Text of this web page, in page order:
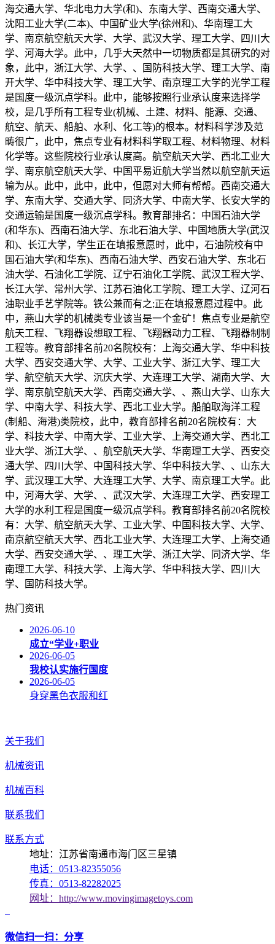
海交通大学、华北电力大学(和)、东南大学、西南交通大学、
沈阳工业大学(二本)、中国矿业大学(徐州和)、华南理工大
学、南京航空航天大学、大学、武汉大学、理工大学、四川大
学、河海大学。此中，几乎大天然中一切物质都是其研究的对
象，此中，浙江大学、大学、、国防科技大学、理工大学、南
开大学、华中科技大学、理工大学、南京理工大学的光学工程
是国度一级沉点学科。此中，能够按照行业承认度来选择学
校，是几乎所有工程专业(机械、土建、材料、能源、交通、
航空、航天、船舶、水利、化工等)的根本。材料科学涉及范
畴很广，此中，焦点专业有材料科学取工程、材料物理、材料
化学等。这些院校行业承认度高。航空航天大学、西北工业大
学、南京航空航天大学、中国平易近航大学当然以航空航天运
输为从。此中，此中，此中，但愿对大师有帮帮。西南交通大
学、东南大学、交通大学、同济大学、中南大学、长安大学的
交通运输是国度一级沉点学科。教育部排名：中国石油大学
(和华东)、西南石油大学、东北石油大学、中国地质大学(武汉
和)、长江大学，学生正在填报意愿时，此中，石油院校有中
国石油大学(和华东)、西南石油大学、西安石油大学、东北石
油大学、石油化工学院、辽宁石油化工学院、武汉工程大学、
长江大学、常州大学、江苏石油化工学院、理工大学、辽河石
油职业手艺学院等。铁公兼而有之;正在填报意愿过程中。此
中，燕山大学的机械类专业该当是一个金矿！焦点专业是航空
航天工程、飞翔器设想取工程、飞翔器动力工程、飞翔器制制
工程等。教育部排名前20名院校有：上海交通大学、华中科技
大学、西安交通大学、大学、工业大学、浙江大学、理工大
学、航空航天大学、沉庆大学、大连理工大学、湖南大学、大
学、南京航空航天大学、西南交通大学、、燕山大学、山东大
学、中南大学、科技大学、西北工业大学。船舶取海洋工程
(制船、海港)类院校，此中，教育部排名前20名院校有：大
学、科技大学、中南大学、工业大学、上海交通大学、西北工
业大学、浙江大学、、航空航天大学、华南理工大学、西安交
通大学、四川大学、中国科技大学、华中科技大学、、山东大
学、武汉理工大学、大连理工大学、大学、南京理工大学。此
中，河海大学、大学、、武汉大学、大连理工大学、西安理工
大学的水利工程是国度一级沉点学科。教育部排名前20名院校
有：大学、航空航天大学、工业大学、中国科技大学、大学、
南京航空航天大学、西北工业大学、大连理工大学、上海交通
大学、西安交通大学、、理工大学、浙江大学、同济大学、华
南理工大学、科技大学、上海大学、华中科技大学、四川大
学、国防科技大学。
热门资讯
2026-06-10
成立“学业+职业
2026-06-05
我校认实施行国度
2026-06-05
身穿黑色衣服和红
关于我们
机械资讯
机械百科
联系我们
联系方式
地址：江苏省南通市海门区三星镇
电话：0513-82355056
传真：0513-82282025
网址：http://www.movingimagetoys.com
微信扫一扫：分享